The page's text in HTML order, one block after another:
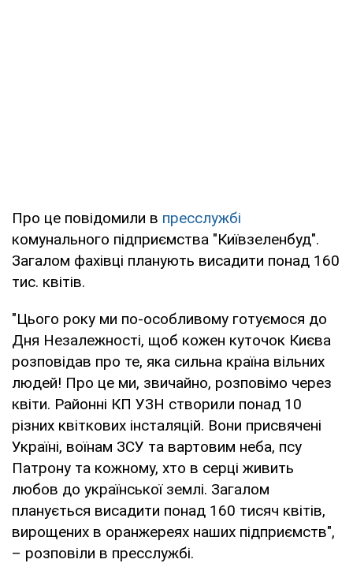
Про це повідомили в пресслужбі
комунального підприємства "Київзеленбуд".
Загалом фахівці планують висадити понад 160
тис. квітів.
"Цього року ми по-особливому готуємося до
Дня Незалежності, щоб кожен куточок Києва
розповідав про те, яка сильна країна вільних
людей! Про це ми, звичайно, розповімо через
квіти. Районні КП УЗН створили понад 10
різних квіткових інсталяцій. Вони присвячені
Україні, воїнам ЗСУ та вартовим неба, псу
Патрону та кожному, хто в серці живить
любов до української землі. Загалом
планується висадити понад 160 тисяч квітів,
вирощених в оранжереях наших підприємств",
– розповіли в пресслужбі.